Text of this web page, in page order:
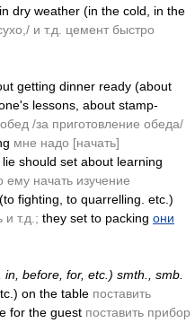
dry weather (in the cold, in the
и т.д. цемент быстро
getting dinner ready (about
lessons, about stamp-
/за приготовление обеда/
мне надо [начать]
should set about learning
ему начать изучение
(to fighting, to quarrelling. etc.)
и т.д.; they set to packing они
in, before, for, etc.) smth., smb.
on the table поставить
for the guest поставить прибор